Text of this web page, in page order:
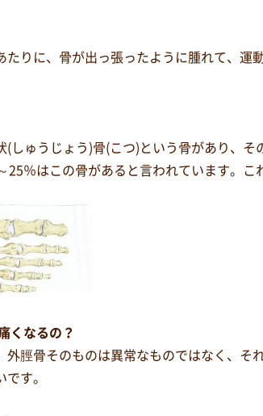
たりに、骨が出っ張ったように腫れて、
(しゅうじょう)骨(こつ)という骨があり、
25％はこの骨があると言われています。こ
くなるの？
外脛骨そのものは異常なものではなく、
す。